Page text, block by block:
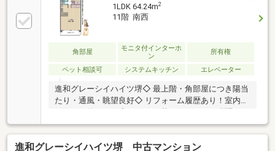
1LDK 64.24m2
11階 南西
角部屋
モニタ付インターホ
ン
所有権
ペット相談可 システムキッチン エレベーター
進和グレーシイハイツ堺◇ 最上階・角部屋につき陽当
たり・通風・眺望良好◇ リフォーム履歴あり！室内き
れいにお使いです◇ ゆったり暮らせる1LDKの間取り
◇ 2WAYアクセス可能で通勤・通学にも便利な立地◇
豊富な収納スペースで住空間もスッキリ◇ 周辺に生活
利便施設が揃う便利な住環境最上階・角部屋ならでは
進和グレーシイハイツ堺 中古マンション